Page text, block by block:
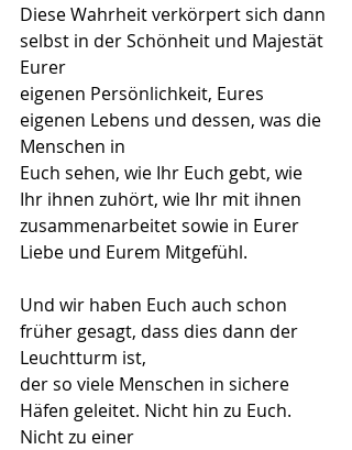
Diese Wahrheit verkörpert sich dann
selbst in der Schönheit und Majestät
Eurer
eigenen Persönlichkeit, Eures
eigenen Lebens und dessen, was die
Menschen in
Euch sehen, wie Ihr Euch gebt, wie
Ihr ihnen zuhört, wie Ihr mit ihnen
zusammenarbeitet sowie in Eurer
Liebe und Eurem Mitgefühl.
Und wir haben Euch auch schon
früher gesagt, dass dies dann der
Leuchtturm ist,
der so viele Menschen in sichere
Häfen geleitet. Nicht hin zu Euch.
Nicht zu einer